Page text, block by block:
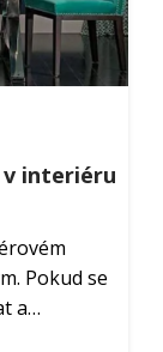
v interiéru
Pokud se
a…